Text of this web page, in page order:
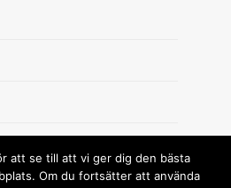
att se till att vi ger dig den bästa
Om du fortsätter att använda